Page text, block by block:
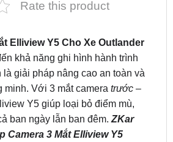
Elliview Y5 Cho Xe Outlander
là giải pháp nâng cao an toàn và
minh. Với 3 mắt cameratrước –
Y5 giúp loại bỏ điểm mù,
ban ngày lẫn ban đêm. ZKar
Camera 3 Mắt Elliview Y5
Outlander uy tín tại TP.HCM
hệ ngay 0949.60.3979hoặc